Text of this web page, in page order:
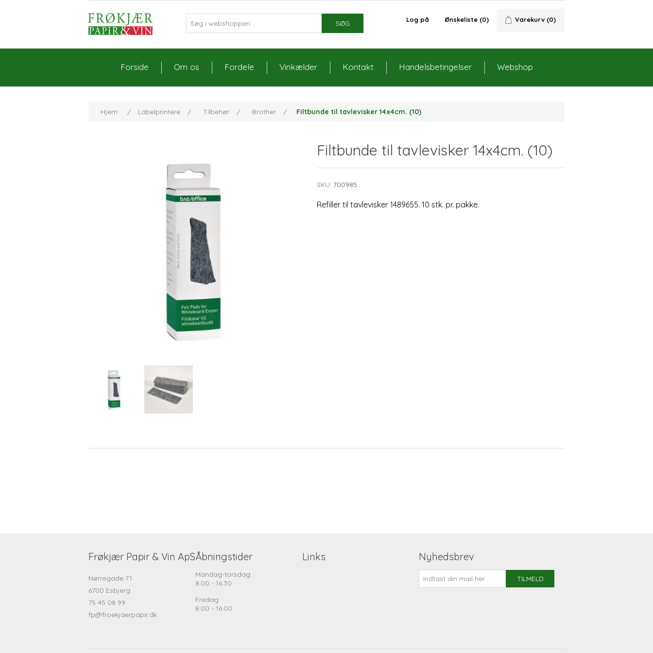
SØG Log på Ønskeliste (0) Varekurv (0)
Forside Om os Fordele Vinkælder Kontakt Handelsbetingelser Webshop
Hjem / Labelprintere / Tilbehør / Brother / Filtbunde til tavlevisker 14x4cm. (10)
Filtbunde til tavlevisker 14x4cm. (10)
SKU: 700985
Refiller til tavlevisker 1489655. 10 stk. pr. pakke.
Frøkjær Papir & Vin ApS
Nørregade 71
6700 Esbjerg
75 45 08 99
fp@froekjaerpapir.dk
Åbningstider
Mandag-torsdag:
8.00 - 16.30
Fredag
8.00 - 16.00
Links Nyhedsbrev
TILMELD